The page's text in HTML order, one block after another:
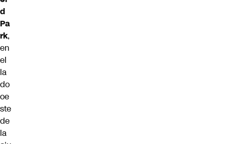
d
Pa
rk,
en
el
la
do
oe
ste
de
la